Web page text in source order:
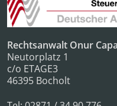
Rechtsanwalt Onur
Neutorplatz 1
c/o ETAGE3
46395 Bocholt